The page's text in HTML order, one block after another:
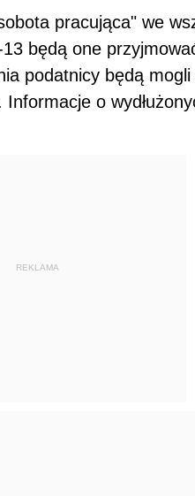
pracująca" we
będą one
podatnicy będą
o
REKLAMA